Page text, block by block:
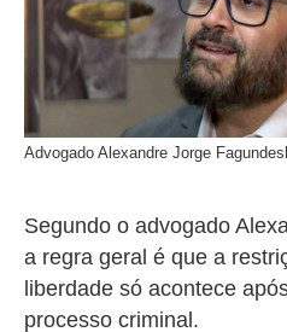
Advogado Alexandre Jorge Fagundes
Segundo o advogado
a regra geral é que a
liberdade só acontece
processo criminal.